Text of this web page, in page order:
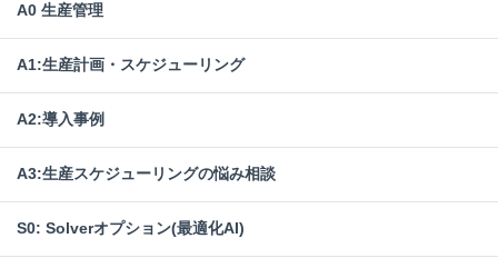
A0 生産管理
A1:生産計画・スケジューリング
A2:導入事例
A3:生産スケジューリングの悩み相談
S0: Solverオプション(最適化AI)